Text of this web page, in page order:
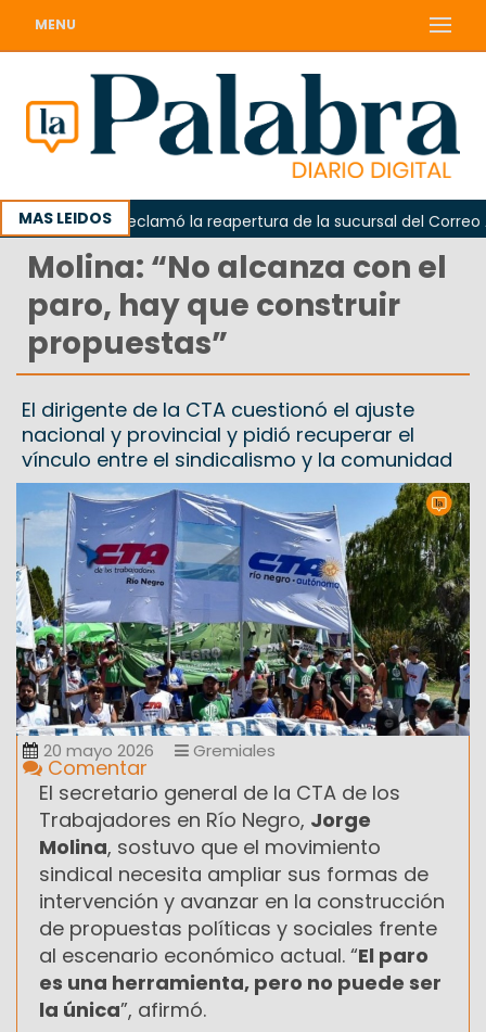
MENU
MAS LEIDOS
Odarda reclamó la reapertura de la sucursal del Correo
Molina: “No alcanza con el
paro, hay que construir
propuestas”
El dirigente de la CTA cuestionó el ajuste
nacional y provincial y pidió recuperar el
vínculo entre el sindicalismo y la comunidad
20 mayo 2026 Gremiales
Comentar
El secretario general de la CTA de los
Trabajadores en Río Negro, Jorge
Molina, sostuvo que el movimiento
sindical necesita ampliar sus formas de
intervención y avanzar en la construcción
de propuestas políticas y sociales frente
al escenario económico actual. “El paro
es una herramienta, pero no puede ser
la única”, afirmó.